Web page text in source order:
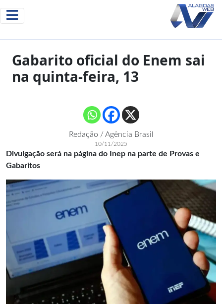
Gabarito oficial do Enem sai
na quinta-feira, 13
Redação / Agência Brasil
10/11/2025
Divulgação será na página do Inep na parte de Provas e
Gabaritos